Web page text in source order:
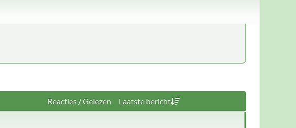
Reacties/Gelezen Laatste bericht